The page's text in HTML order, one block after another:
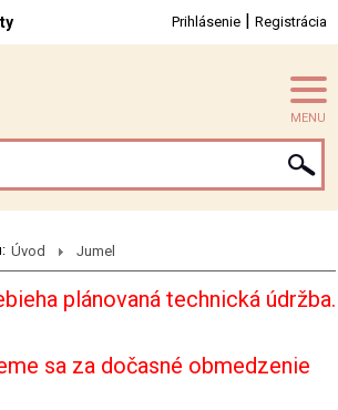
Prihlásenie | Registrácia
MENU
Úvod Jumel
plánovaná technická údržba.
sa za dočasné obmedzenie